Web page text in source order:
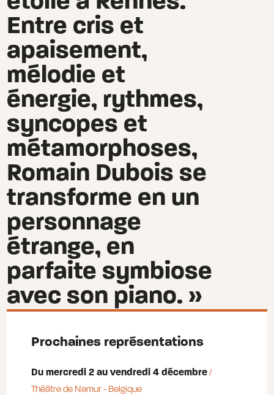
Entre cris et
apaisement,
mélodie et
énergie, rythmes,
syncopes et
métamorphoses,
Romain Dubois se
transforme en un
personnage
étrange, en
parfaite symbiose
avec son piano. »
Prochaines représentations
Du mercredi 2 au vendredi 4 décembre /
Théâtre de Namur - Belgique